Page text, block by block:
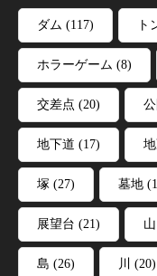
ダム (117) ト
ホラーゲーム (8)
交差点 (20)
地下道 (17)
塚 (27) 墓地
展望台 (21) 山
島 (26) 川 (20)